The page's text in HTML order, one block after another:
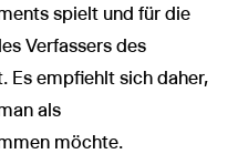
spielt und für die
Verfassers des
Es empfiehlt sich daher,
als
möchte.